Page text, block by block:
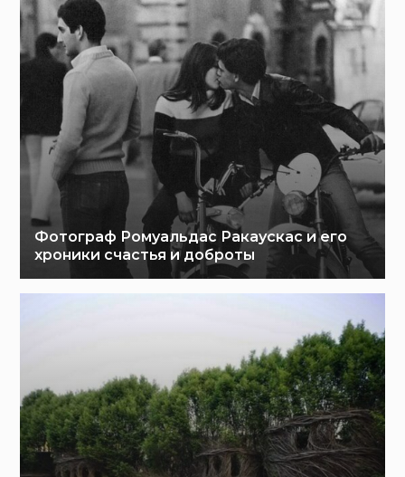
Фотограф Ромуальдас Ракаускас и его
хроники счастья и доброты